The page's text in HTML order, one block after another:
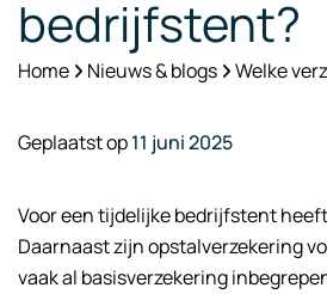
bedrijfstent?
Home Nieuws & blogs Welke
Geplaatst op11 juni 2025
Voor een tijdelijke bedrijfstent
Daarnaast zijn opstalverzekering
vaak al basisverzekering